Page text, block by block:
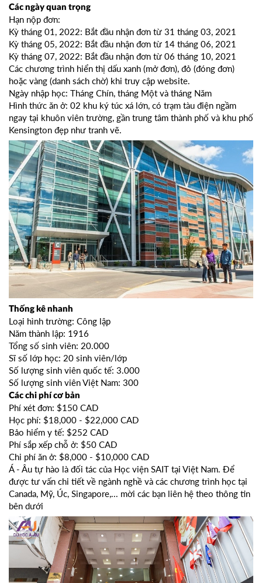
Các ngày quan trọng
Hạn nộp đơn:
Kỳ tháng 01, 2022: Bắt đầu nhận đơn từ 31 tháng 03, 2021
Kỳ tháng 05, 2022: Bắt đầu nhận đơn từ 14 tháng 06, 2021
Kỳ tháng 07, 2022: Bắt đầu nhận đơn từ 06 tháng 10, 2021
Các chương trình hiển thị dấu xanh (mở đơn), đỏ (đóng đơn)
hoặc vàng (danh sách chờ) khi truy cập website.
Ngày nhập học: Tháng Chín, tháng Một và tháng Năm
Hình thức ăn ở: 02 khu ký túc xá lớn, có trạm tàu điện ngầm
ngay tại khuôn viên trường, gần trung tâm thành phố và khu phố
Kensington đẹp như tranh vẽ.
Thống kê nhanh
Loại hình trường: Công lập
Năm thành lập: 1916
Tổng số sinh viên: 20.000
Sĩ số lớp học: 20 sinh viên/lớp
Số lượng sinh viên quốc tế: 3.000
Số lượng sinh viên Việt Nam: 300
Các chi phí cơ bản
Phí xét đơn: $150 CAD
Học phí: $18,000 - $22,000 CAD
Bảo hiểm y tế: $252 CAD
Phí sắp xếp chỗ ở: $50 CAD
Chi phí ăn ở: $8,000 - $10,000 CAD
Á - Âu tự hào là đối tác của Học viện SAIT tại Việt Nam. Để
được tư vấn chi tiết về ngành nghề và các chương trình học tại
Canada, Mỹ, Úc, Singapore,... mời các bạn liên hệ theo thông tin
bên dưới